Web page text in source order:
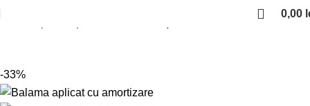
0,00
-33%